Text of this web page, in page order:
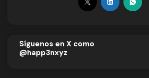
Síguenos en X como
@happ3nxyz